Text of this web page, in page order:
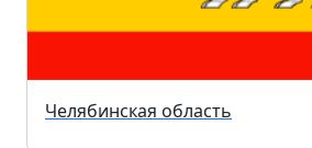
Челябинская область